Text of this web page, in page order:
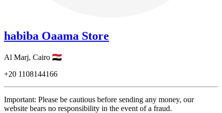
habiba Oaama Store
Al Marj, Cairo 🇪🇬
+20 1108144166
Important: Please be cautious before sending any money, our
website bears no responsibility in the event of a fraud.